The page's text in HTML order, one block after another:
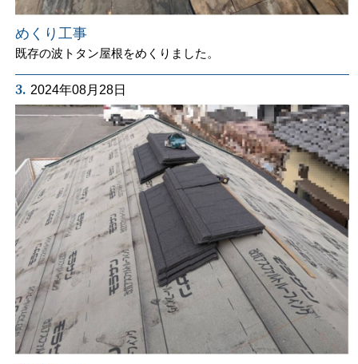
めくり工事
既存の波トタン屋根をめくりました。
3. 2024年08月28日